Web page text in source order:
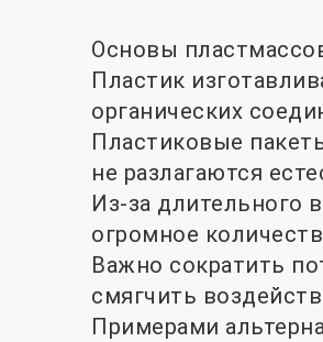
Основы
Пластик
органических
Пластиковые
не разлагаются
Из-за длительного
огромное
Важно сократить
смягчить
Примерами